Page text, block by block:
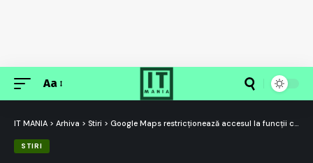
Font
Aa
IT MANIA > Arhiva > Stiri > Google Maps restricționează accesul la funcții cheie pentru utilizatorii fără cont Google
STIRI